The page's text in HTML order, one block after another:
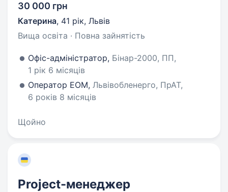
30 000 грн
Катерина, 41 рік, Львів
Вища освіта · Повна зайнятість
Офіс-адміністратор, Бінар-2000, ПП,
1 рік 6 місяців
Оператор ЕОМ, Львівобленерго, ПрАТ,
6 років 8 місяців
Щойно
Project-менеджер